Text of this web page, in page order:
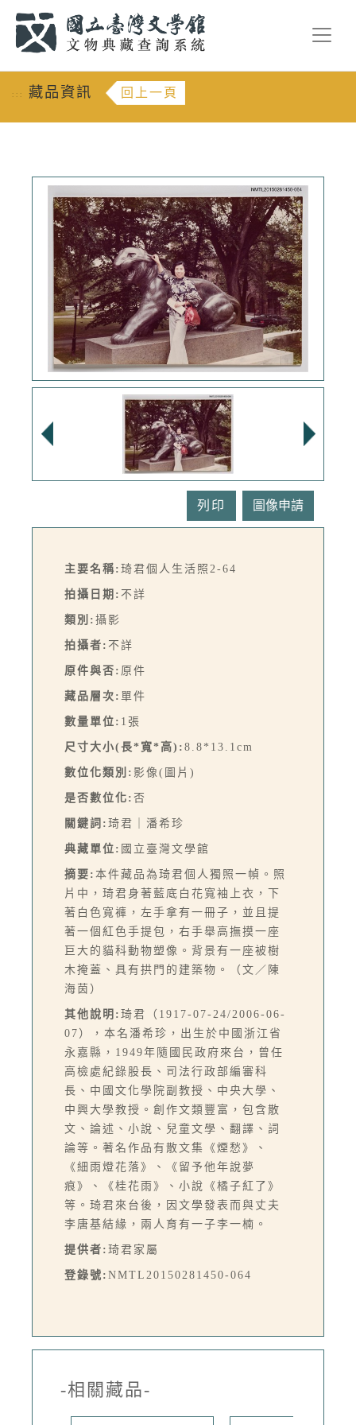
::: 藏品資訊 回上一頁
列印
主要名稱: 琦君個人生活照2-64
拍攝日期: 不詳
類別: 攝影
拍攝者: 不詳
原件與否: 原件
藏品層次: 單件
數量單位: 1張
尺寸大小(長*寬*高): 8.8*13.1cm
數位化類別: 影像(圖片)
是否數位化: 否
關鍵詞: 琦君｜潘希珍
典藏單位: 國立臺灣文學館
摘要: 本件藏品為琦君個人獨照一幀。照
片中，琦君身著藍底白花寬袖上衣，下
著白色寬褲，左手拿有一冊子，並且提
著一個紅色手提包，右手舉高撫摸一座
巨大的貓科動物塑像。背景有一座被樹
木掩蓋、具有拱門的建築物。（文／陳
海茵）
其他說明: 琦君（1917-07-24/2006-06-
07），本名潘希珍，出生於中國浙江省
永嘉縣，1949年隨國民政府來台，曾任
高檢處紀錄股長、司法行政部編審科
長、中國文化學院副教授、中央大學、
中興大學教授。創作文類豐富，包含散
文、論述、小說、兒童文學、翻譯、詞
論等。著名作品有散文集《煙愁》、
《細雨燈花落》、《留予他年說夢
痕》、《桂花雨》、小說《橘子紅了》
等。琦君來台後，因文學發表而與丈夫
李唐基結緣，兩人育有一子李一楠。
提供者: 琦君家屬
登錄號: NMTL20150281450-064
-相關藏品-